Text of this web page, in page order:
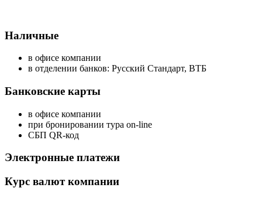
Наличные
в офисе компании
в отделении банков: Русский Стандарт, ВТБ
Банковские карты
в офисе компании
при бронировании тура on-line
СБП QR-код
Электронные платежи
Курс валют компании